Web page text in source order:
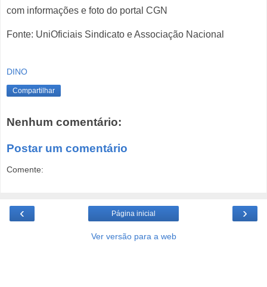
com informações e foto do portal CGN
Fonte: UniOficiais Sindicato e Associação Nacional
DINO
Compartilhar
Nenhum comentário:
Postar um comentário
Comente:
‹ ›
Página inicial
Ver versão para a web